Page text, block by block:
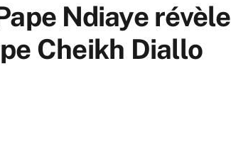
Ndiaye révèle
Cheikh Diallo